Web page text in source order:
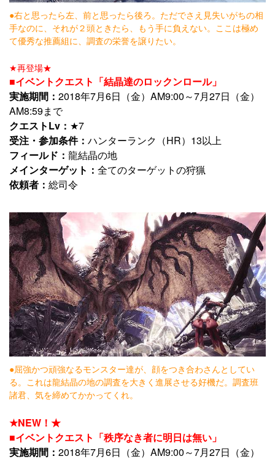
●右と思ったら左、前と思ったら後ろ。ただでさえ見失いがちの相
手なのに、それが２頭ときたら、もう手に負えない。ここは極め
て優秀な推薦組に、調査の栄誉を譲りたい。
★再登場★
■イベントクエスト「結晶達のロックンロール」
実施期間： 2018年7月6日（金）AM9:00～7月27日（金）
AM8:59まで
クエストLv： ★7
受注・参加条件： ハンターランク（HR）13以上
フィールド： 龍結晶の地
メインターゲット： 全てのターゲットの狩猟
依頼者： 総司令
●屈強かつ頑強なるモンスター達が、顔をつき合わさんとしてい
る。これは龍結晶の地の調査を大きく進展させる好機だ。調査班
諸君、気を締めてかかってくれ。
★NEW！★
■イベントクエスト「秩序なき者に明日は無い」
実施期間： 2018年7月6日（金）AM9:00～7月27日（金）